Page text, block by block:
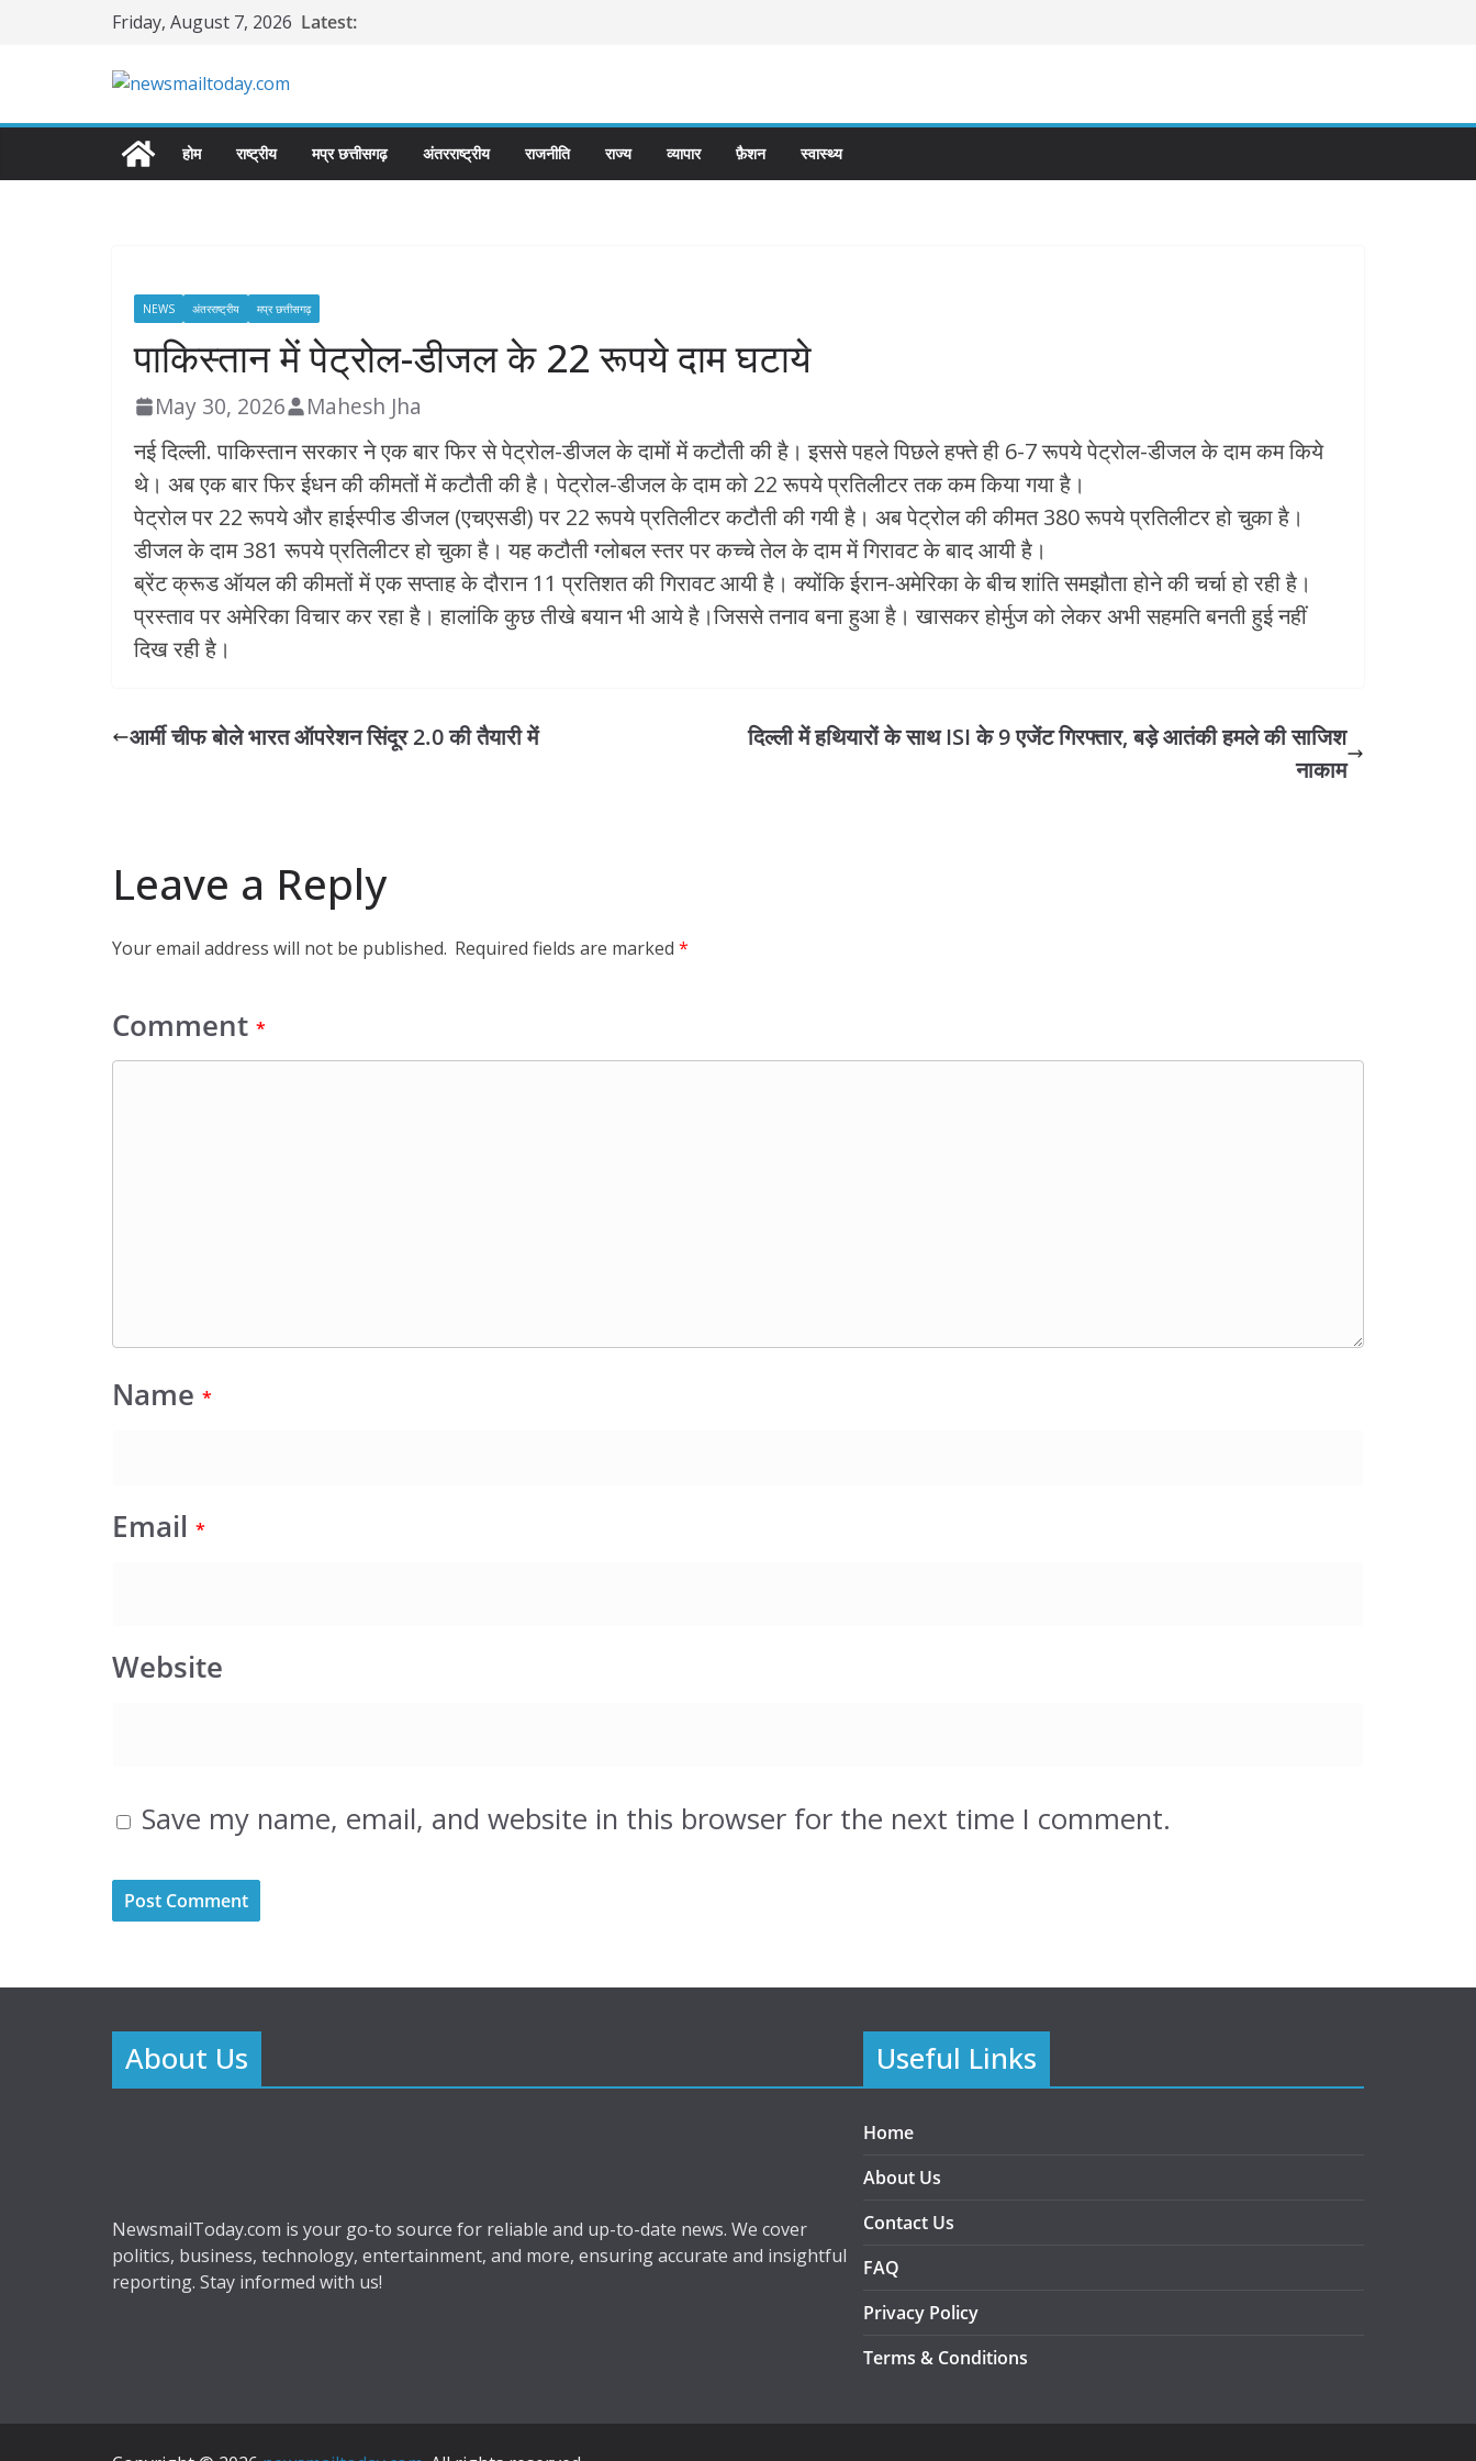
Friday, August 7, 2026 Latest:
होम राष्ट्रीय मप्र छत्तीसगढ़ अंतरराष्ट्रीय राजनीति राज्य व्यापार फ़ैशन स्वास्थ्य
NEWS अंतरराष्ट्रीय मप्र छत्तीसगढ़
पाकिस्तान में पेट्रोल-डीजल के 22 रूपये दाम घटाये
May 30, 2026
Mahesh Jha
नई दिल्ली. पाकिस्तान सरकार ने एक बार फिर से पेट्रोल-डीजल के दामों में कटौती की है। इससे पहले पिछले हफ्ते ही 6-7 रूपये पेट्रोल-डीजल के दाम कम किये
थे। अब एक बार फिर ईधन की कीमतों में कटौती की है। पेट्रोल-डीजल के दाम को 22 रूपये प्रतिलीटर तक कम किया गया है।
पेट्रोल पर 22 रूपये और हाईस्पीड डीजल (एचएसडी) पर 22 रूपये प्रतिलीटर कटौती की गयी है। अब पेट्रोल की कीमत 380 रूपये प्रतिलीटर हो चुका है।
डीजल के दाम 381 रूपये प्रतिलीटर हो चुका है। यह कटौती ग्लोबल स्तर पर कच्चे तेल के दाम में गिरावट के बाद आयी है।
ब्रेंट क्रूड ऑयल की कीमतों में एक सप्ताह के दौरान 11 प्रतिशत की गिरावट आयी है। क्योंकि ईरान-अमेरिका के बीच शांति समझौता होने की चर्चा हो रही है।
प्रस्ताव पर अमेरिका विचार कर रहा है। हालांकि कुछ तीखे बयान भी आये है।जिससे तनाव बना हुआ है। खासकर होर्मुज को लेकर अभी सहमति बनती हुई नहीं
दिख रही है।
आर्मी चीफ बोले भारत ऑपरेशन सिंदूर 2.0 की तैयारी में
दिल्ली में हथियारों के साथ ISI के 9 एजेंट गिरफ्तार, बड़े आतंकी हमले की साजिश
नाकाम
Leave a Reply
Your email address will not be published. Required fields are marked *
Comment *
Name *
Email *
Website
Save my name, email, and website in this browser for the next time I comment.
About Us
NewsmailToday.com is your go-to source for reliable and up-to-date news. We cover
politics, business, technology, entertainment, and more, ensuring accurate and insightful
reporting. Stay informed with us!
Useful Links
Home
About Us
Contact Us
FAQ
Privacy Policy
Terms & Conditions